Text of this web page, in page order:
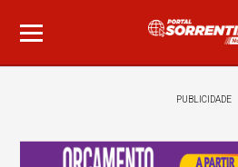
PUBLICIDADE